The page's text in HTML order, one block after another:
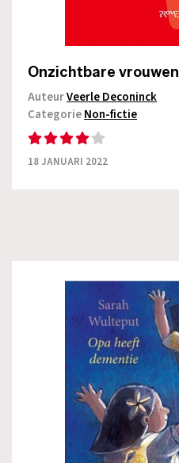
Onzichtbare vrouwen
AuteurVeerle Deconinck
CategorieNon-fictie
18 JANUARI 2022